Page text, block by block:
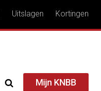
Uitslagen Kortingen
Mijn KNBB